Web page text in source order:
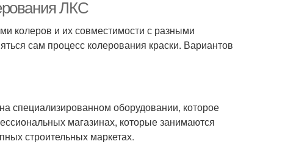
ЛКС
колеров и их совместимости с разными
сам процесс колерования краски. Вариантов
специализированном оборудовании, которое
магазинах, которые занимаются
строительных маркетах.